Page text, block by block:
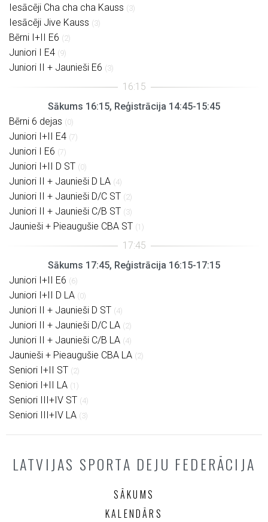
Iesācēji Cha cha cha Kauss (3)
Iesācēji Jive Kauss (3)
Bērni I+II E6 (2)
Juniori I E4 (9)
Juniori II + Jaunieši E6 (3)
Sākums 16:15, Reģistrācija 14:45-15:45
Bērni 6 dejas (0)
Juniori I+II E4 (7)
Juniori I E6 (7)
Juniori I+II D ST (0)
Juniori II + Jaunieši D LA (4)
Juniori II + Jaunieši D/C ST (2)
Juniori II + Jaunieši C/B ST (3)
Jaunieši + Pieaugušie CBA ST (1)
Sākums 17:45, Reģistrācija 16:15-17:15
Juniori I+II E6 (6)
Juniori I+II D LA (0)
Juniori II + Jaunieši D ST (4)
Juniori II + Jaunieši D/C LA (2)
Juniori II + Jaunieši C/B LA (4)
Jaunieši + Pieaugušie CBA LA (2)
Seniori I+II ST (2)
Seniori I+II LA (1)
Seniori III+IV ST (4)
Seniori III+IV LA (3)
LATVIJAS SPORTA DEJU FEDERĀCIJA
SĀKUMS
KALENDĀRS